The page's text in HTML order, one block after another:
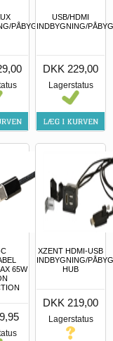
PÅBYGNING
USB/HDMI
INDBYGNING/
DKK 229,00
Lagerstatus
65W
XZENT HDMI-USB
INDBYGNING/
HUB
DKK 219,00
Lagerstatus